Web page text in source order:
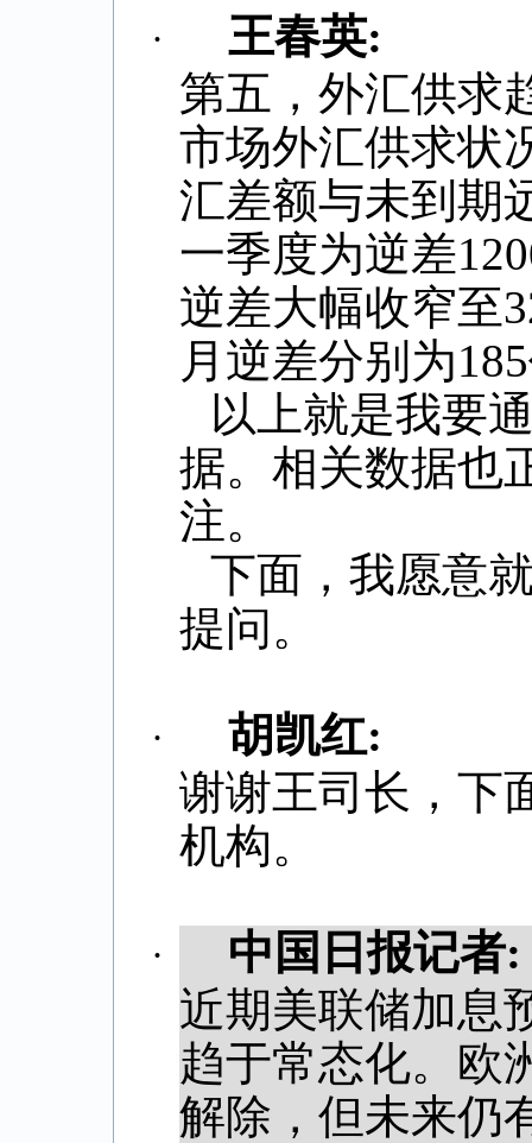
· 王春英:
第五，外汇供求
市场外汇供求状
汇差额与未到期
一季度为逆差
逆差大幅收窄至
月逆差分别为185
以上就是我要
据。相关数据也
注。
下面，我愿意
提问。
· 胡凯红:
谢谢王司长，下
机构。
· 中国日报记者:
近期美联储加息
趋于常态化。欧
解除，但未来仍